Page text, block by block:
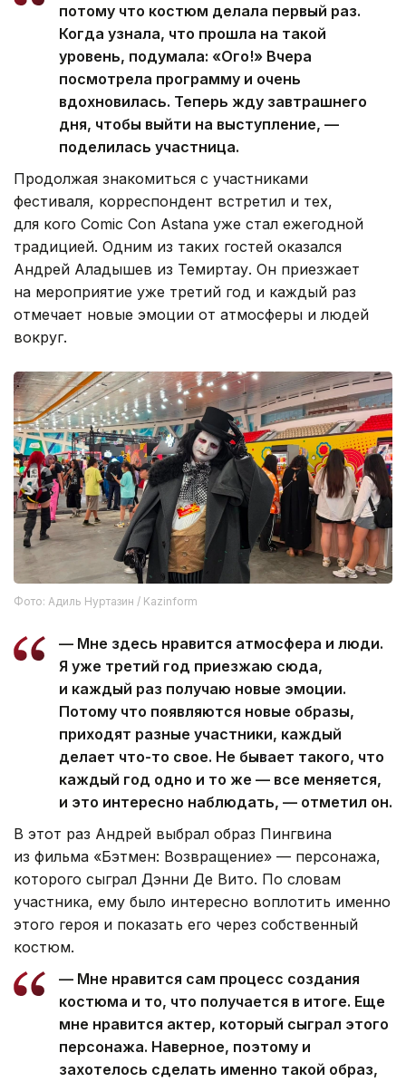
потому что костюм делала первый раз.
Когда узнала, что прошла на такой
уровень, подумала: «Ого!» Вчера
посмотрела программу и очень
вдохновилась. Теперь жду завтрашнего
дня, чтобы выйти на выступление, —
поделилась участница.
Продолжая знакомиться с участниками
фестиваля, корреспондент встретил и тех,
для кого Comic Con Astana уже стал ежегодной
традицией. Одним из таких гостей оказался
Андрей Аладышев из Темиртау. Он приезжает
на мероприятие уже третий год и каждый раз
отмечает новые эмоции от атмосферы и людей
вокруг.
Фото: Адиль Нуртазин / Kazinform
— Мне здесь нравится атмосфера и люди.
Я уже третий год приезжаю сюда,
и каждый раз получаю новые эмоции.
Потому что появляются новые образы,
приходят разные участники, каждый
делает что-то свое. Не бывает такого, что
каждый год одно и то же — все меняется,
и это интересно наблюдать, — отметил он.
В этот раз Андрей выбрал образ Пингвина
из фильма «Бэтмен: Возвращение» — персонажа,
которого сыграл Дэнни Де Вито. По словам
участника, ему было интересно воплотить именно
этого героя и показать его через собственный
костюм.
— Мне нравится сам процесс создания
костюма и то, что получается в итоге. Еще
мне нравится актер, который сыграл этого
персонажа. Наверное, поэтому и
захотелось сделать именно такой образ,